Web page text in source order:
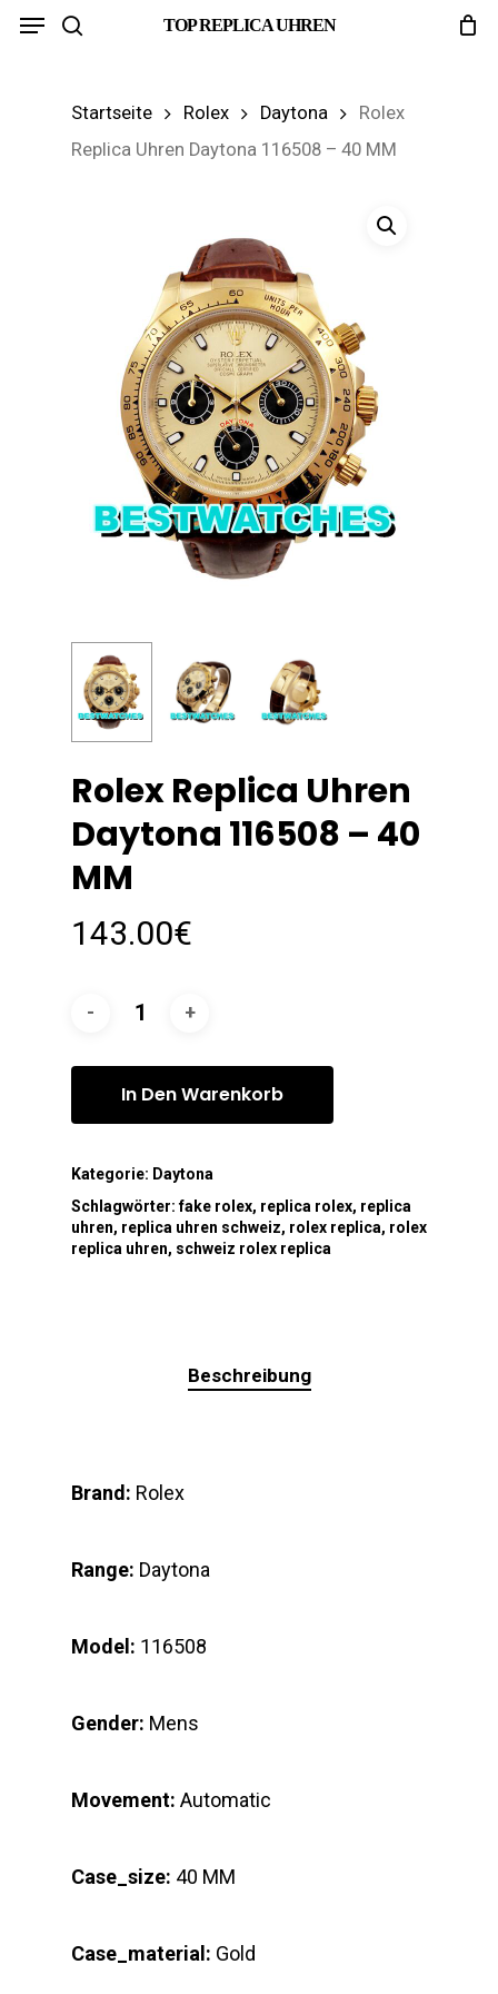
Skip
TOP REPLICA UHREN
Menu
Startseite Rolex Daytona
Rolex
Replica Uhren Daytona 116508 – 40 MM
Rolex Replica Uhren
Daytona 116508 – 40
MM
143.00€
In Den Warenkorb
Kategorie: Daytona
Schlagwörter:fake rolex, replica rolex, replica
uhren, replica uhren schweiz, rolex replica, rolex
replica uhren, schweiz rolex replica
Beschreibung
Brand: Rolex
Range: Daytona
Model: 116508
Gender: Mens
Movement: Automatic
Case_size: 40 MM
Case_material: Gold